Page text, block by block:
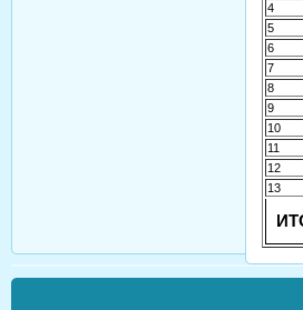
4
5
6
7
8
9
10
11
12
13